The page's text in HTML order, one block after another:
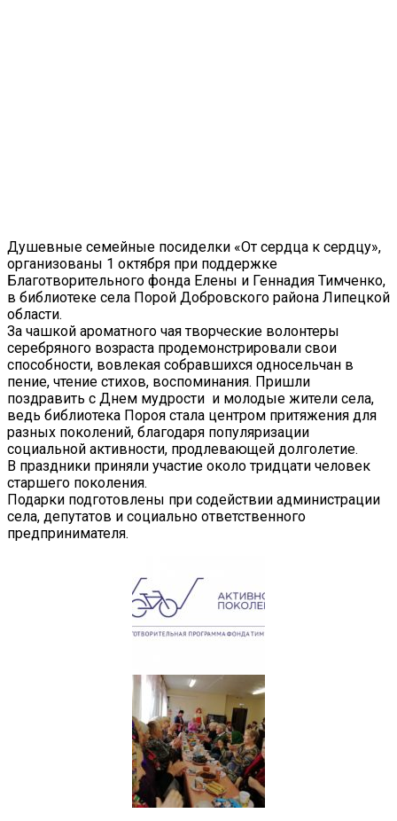
Душевные семейные посиделки «От сердца к сердцу»,
организованы 1 октября при поддержке
Благотворительного фонда Елены и Геннадия Тимченко,
в библиотеке села Порой Добровского района Липецкой
области.
За чашкой ароматного чая творческие волонтеры
серебряного возраста продемонстрировали свои
способности, вовлекая собравшихся односельчан в
пение, чтение стихов, воспоминания. Пришли
поздравить с Днем мудрости и молодые жители села,
ведь библиотека Пороя стала центром притяжения для
разных поколений, благодаря популяризации
социальной активности, продлевающей долголетие.
В праздники приняли участие около тридцати человек
старшего поколения.
Подарки подготовлены при содействии администрации
села, депутатов и социально ответственного
предпринимателя.